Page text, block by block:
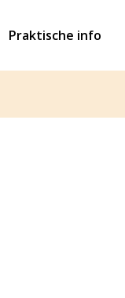
Praktische info